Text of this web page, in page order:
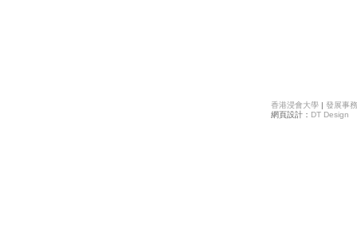
香港浸會大學 | 發展事
網頁設計： DT Design